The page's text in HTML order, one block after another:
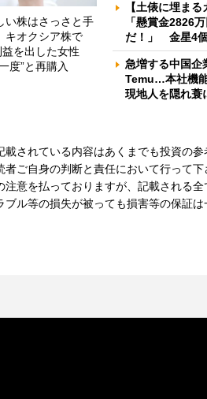
い株はさっさと手
オクシア株で
を出した女性
度”と再購入
【土俵に埋ま
「懸賞金2826
だ！」 金星4
急増する中国企
Temu…本社機
現地人を隠れ蓑
載されている内容はあくまでも投資の
者ご自身の判断と責任において行って
注意を払っておりますが、記載される
ブル等の損失が被っても損害等の保証